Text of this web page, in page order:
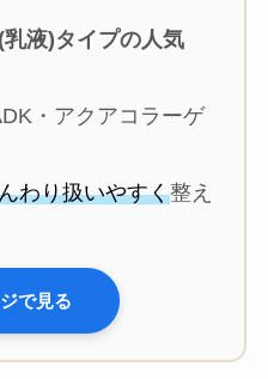
液)タイプの人気
・アクアコラーゲ
わり扱いやすく整え
で見る